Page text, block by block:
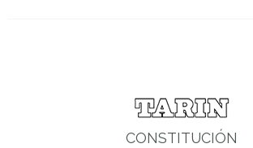
CONSTITUCIÓN